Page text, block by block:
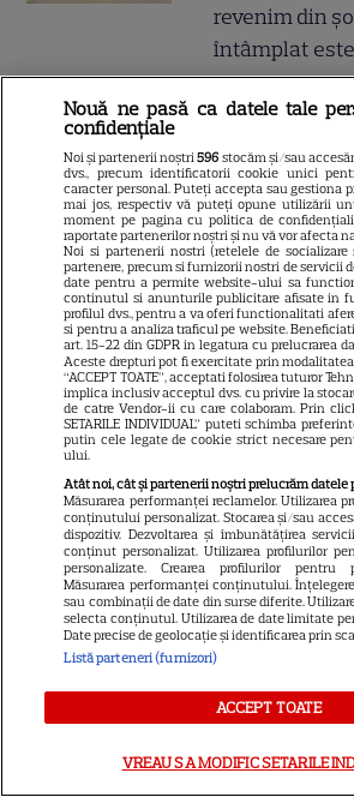
revenim din
întâmplat
Atenție! Poți
stat dacă-ți
bunicii sau
din familie.
Cum trebuie
E oficial! Ce a
cu puțin timp
lumea
asta
Ultima oră /
un mesaj
după
ultima
Zaharova,
cuvânt a
Externe, a
Nouă ne pasă ca datele tale
confidențiale
Noi și partenerii noștri596 stocăm și/sau
dvs., precum identificatorii cookie unici
caracter personal. Puteți accepta sau gestiona
mai jos, respectiv vă puteți opune utilizării
moment pe pagina cu politica de
raportate partenerilor noștri și nu vă vor afecta
Noi si partenerii nostri (retelele de
partenere, precum si furnizorii nostri de servicii
date pentru a permite website-ului sa
continutul si anunturile publicitare afisate in
profilul dvs., pentru a va oferi functionalitati
si pentru a analiza traficul pe website.
art. 15-22 din GDPR in legatura cu prelucrarea
Aceste drepturi pot fi exercitate prin
“ACCEPT TOATE”, acceptati folosirea tuturor
implica inclusiv acceptul dvs. cu privire la
de catre Vendor-ii cu care colaboram. Prin
SETARILE INDIVIDUAL” puteti schimba
putin cele legate de cookie strict necesare
ului.
Atât noi, cât și partenerii noștri prelucrăm datele
Măsurarea performanței reclamelor. Utilizarea
conținutului personalizat. Stocarea și/sau
dispozitiv. Dezvoltarea și îmbunătățirea
conținut personalizat. Utilizarea profilurilor
personalizate. Crearea profilurilor pentru
Măsurarea performanței conținutului.
sau combinații de date din surse diferite.
selecta conținutul. Utilizarea de date limitate
Date precise de geolocație și identificarea prin
Listă parteneri (furnizori)
ACCEPT TOATE
VREAU SA MODIFIC SETARILE